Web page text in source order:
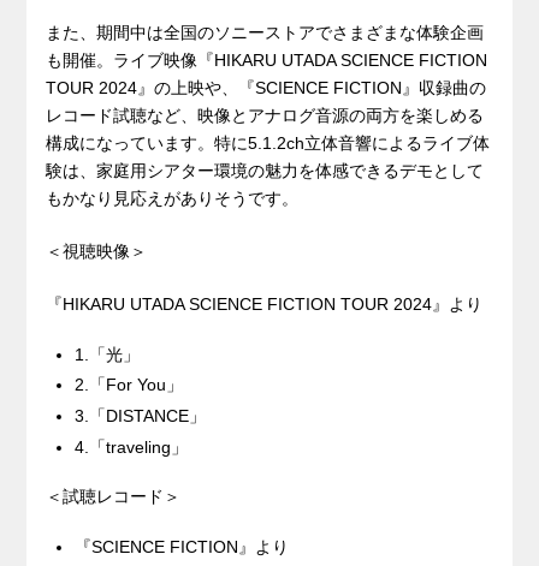
また、期間中は全国のソニーストアでさまざまな体験企画
も開催。ライブ映像『HIKARU UTADA SCIENCE FICTION
TOUR 2024』の上映や、『SCIENCE FICTION』収録曲の
レコード試聴など、映像とアナログ音源の両方を楽しめる
構成になっています。特に5.1.2ch立体音響によるライブ体
験は、家庭用シアター環境の魅力を体感できるデモとして
もかなり見応えがありそうです。
＜視聴映像＞
『HIKARU UTADA SCIENCE FICTION TOUR 2024』より
1.「光」
2.「For You」
3.「DISTANCE」
4.「traveling」
＜試聴レコード＞
『SCIENCE FICTION』より